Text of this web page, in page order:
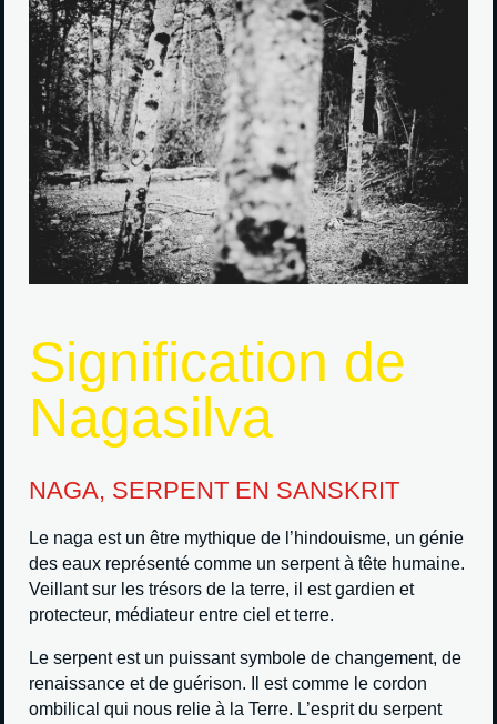
Signification de
Nagasilva
NAGA, SERPENT EN SANSKRIT
Le naga est un être mythique de l’hindouisme, un génie
des eaux représenté comme un serpent à tête humaine.
Veillant sur les trésors de la terre, il est gardien et
protecteur, médiateur entre ciel et terre.
Le serpent est un puissant symbole de changement, de
renaissance et de guérison. Il est comme le cordon
ombilical qui nous relie à la Terre. L’esprit du serpent